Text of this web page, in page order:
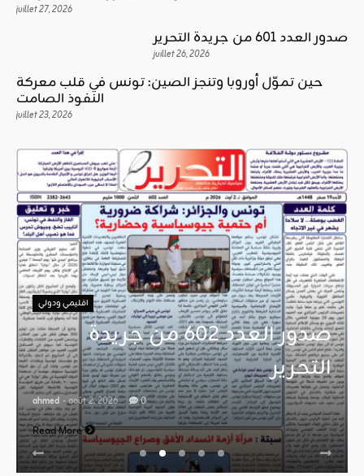
juillet 27, 2026
صدور العدد 601 من جريدة التحرير
juillet 26, 2026
حين تموّل أوروبا وتنجز الصين: تونس في قلب معركة
النفوذ الصامت
juillet 23, 2026
اقليمي ودولي
صدور العدد 602 من جريدة
التحرير
ahmed - août 2, 2026 0
Read More